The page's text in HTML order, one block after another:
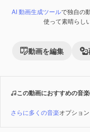
Premium
AI 動画生成ツールで独自の
使って素晴らし
動画を編集
この動画におすすめの音楽
さらに多くの音楽オプショ